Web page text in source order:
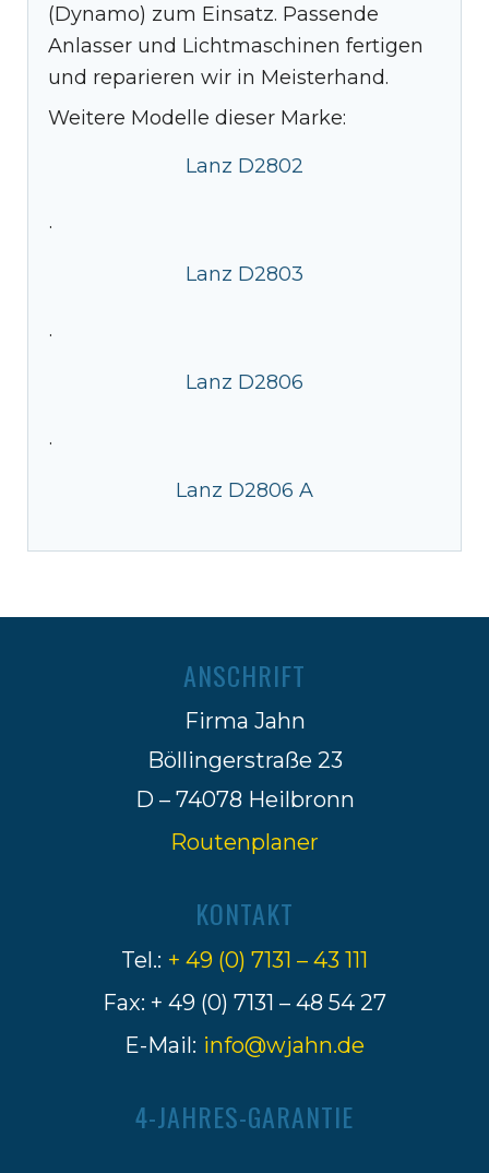
(Dynamo) zum Einsatz. Passende
Anlasser und Lichtmaschinen fertigen
und reparieren wir in Meisterhand.
Weitere Modelle dieser Marke:
Lanz D2802
·
Lanz D2803
·
Lanz D2806
·
Lanz D2806 A
ANSCHRIFT
Firma Jahn
Böllingerstraße 23
D – 74078 Heilbronn
Routenplaner
KONTAKT
Tel.: + 49 (0) 7131 – 43 111
Fax: + 49 (0) 7131 – 48 54 27
E-Mail: info@wjahn.de
4-JAHRES-GARANTIE